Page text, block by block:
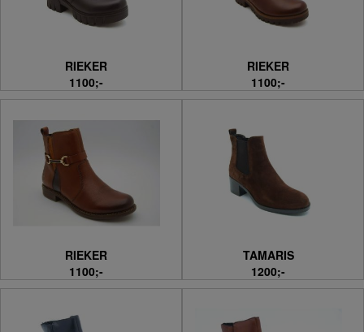
RIEKER
1100;-
RIEKER
1100;-
RIEKER
1100;-
TAMARIS
1200;-